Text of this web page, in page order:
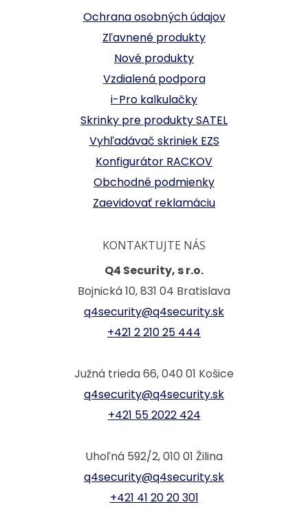
Ochrana osobných údajov
Zľavnené produkty
Nové produkty
Vzdialená podpora
i-Pro kalkulačky
Skrinky pre produkty SATEL
Vyhľadávač skriniek EZS
Konfigurátor RACKOV
Obchodné podmienky
Zaevidovať reklamáciu
KONTAKTUJTE NÁS
Q4 Security, s r.o.
Bojnická 10, 831 04 Bratislava
q4security@q4security.sk
+421 2 210 25 444
Južná trieda 66, 040 01 Košice
q4security@q4security.sk
+421 55 2022 424
Uhoľná 592/2, 010 01 Žilina
q4security@q4security.sk
+421 41 20 20 301